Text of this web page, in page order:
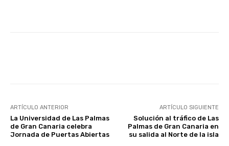
ARTÍCULO ANTERIOR
La Universidad de Las Palmas
de Gran Canaria celebra
Jornada de Puertas Abiertas
ARTÍCULO SIGUIENTE
Solución al tráfico de Las
Palmas de Gran Canaria en
su salida al Norte de la isla